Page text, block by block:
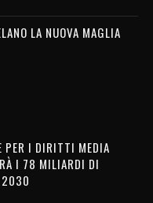
LA NUOVA MAGLIA
PER I DIRITTI MEDIA
I 78 MILIARDI DI
2030